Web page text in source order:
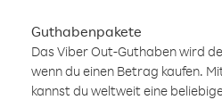
Guthabenpakete
Das Viber Out-Guthaben wird
wenn du einen Betrag kaufen.
kannst du weltweit eine